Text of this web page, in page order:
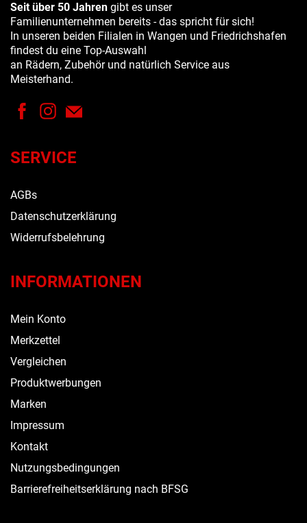
Seit über 50 Jahren gibt es unser
Familienunternehmen bereits - das spricht für sich!
In unseren beiden Filialen in Wangen und Friedrichshafen
findest du eine Top-Auswahl
an Rädern, Zubehör und natürlich Service aus
Meisterhand.
SERVICE
AGBs
Datenschutzerklärung
Widerrufsbelehrung
INFORMATIONEN
Mein Konto
Merkzettel
Vergleichen
Produktwerbungen
Marken
Impressum
Kontakt
Nutzungsbedingungen
Barrierefreiheitserklärung nach BFSG